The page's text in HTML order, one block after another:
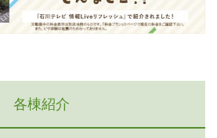
各棟紹介